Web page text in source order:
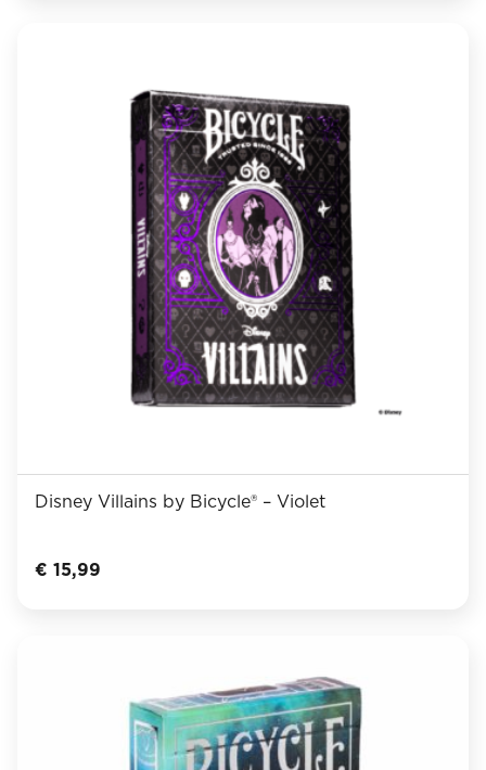
Disney Villains by Bicycle® – Violet
€ 15,99